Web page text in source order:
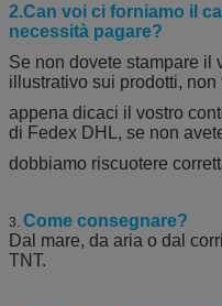
2.Can voi ci forniamo il
necessità pagare?
Se non dovete stampare il
illustrativo sui prodotti,
appena dicaci il vostro
di Fedex DHL, se non
dobbiamo riscuotere
3. Come consegnare?
Dal mare, da aria o dal
TNT.